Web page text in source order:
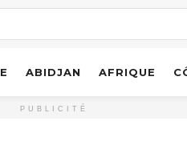
ABIDJAN AFRIQUE
PUBLICITÉ